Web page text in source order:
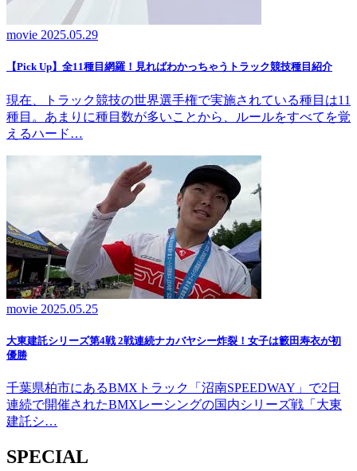
movie 2025.05.29
【Pick Up】全11種目網羅！見ればわかっちゃうトラック競技種目紹介
現在、トラック競技の世界選手権で実施されている種目は11
種目。あまりに種目数が多いことから、ルールをすべてを覚
えるハード…
movie 2025.05.25
大東建託シリーズ第4戦 2戦連続ナカバヤシー炸裂！女子は籔田寿衣が初
優勝
千葉県柏市にあるBMXトラック「沼南SPEEDWAY」で2日
連続で開催されたBMXレーシングの国内シリーズ戦「大東
建託シ…
SPECIAL